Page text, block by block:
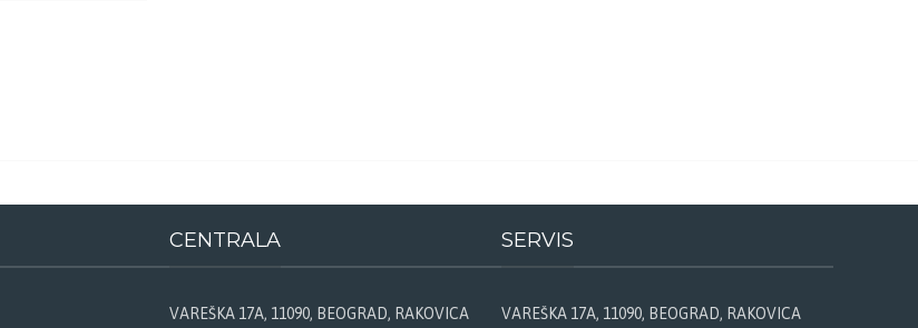
CENTRALA
VAREŠKA 17A, 11090, BEOGRAD, RAKOVICA
SERVIS
VAREŠKA 17A, 11090, BEOGRAD, RAKOVICA